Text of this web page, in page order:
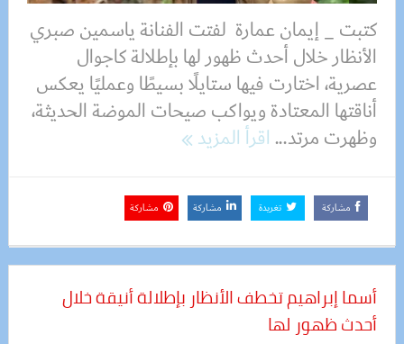
كتبت _ إيمان عمارة لفتت الفنانة ياسمين صبري
الأنظار خلال أحدث ظهور لها بإطلالة كاجوال
عصرية، اختارت فيها ستايلًا بسيطًا وعمليًا يعكس
أناقتها المعتادة ويواكب صيحات الموضة الحديثة،
وظهرت مرتد...اقرأ المزيد
مشاركة تغريدة مشاركة مشاركة
أسما إبراهيم تخطف الأنظار بإطلالة أنيقة خلال
أحدث ظهور لها